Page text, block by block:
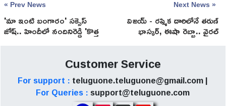
« Prev News
'మా ఇంటి బంగారం' స‌క్సెస్
జోష్‌.. హిందీలో నందినిరెడ్డి 'కొత్త
ప్రయోగం'!
Next News »
విజయ్ - రష్మిక దారిలోనే తరుణ్
భాస్కర్, ఈషా రెబ్బా.. వైరల్
అవుతోన్న లవ్ రూమర్స్!
Customer Service
For support : teluguone.teluguone@gmail.com |
For Queries : support@teluguone.com